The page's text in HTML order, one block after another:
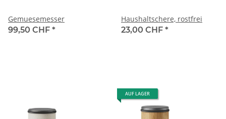
Gemuesemesser
99,50 CHF *
Haushaltschere, rostfrei
23,00 CHF *
AUF LAGER